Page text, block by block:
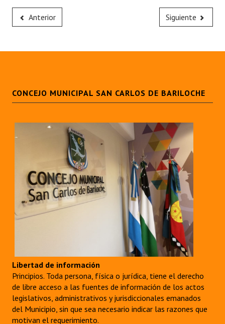
Anterior Siguiente
CONCEJO MUNICIPAL SAN CARLOS DE BARILOCHE
Libertad de información
Principios. Toda persona, física o jurídica, tiene el derecho
de libre acceso a las fuentes de información de los actos
legislativos, administrativos y jurisdiccionales emanados
del Municipio, sin que sea necesario indicar las razones que
motivan el requerimiento.